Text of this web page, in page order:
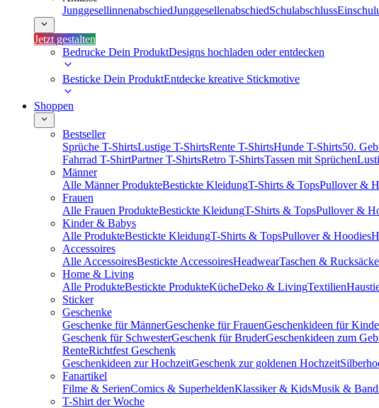
JunggesellinnenabschiedJunggesellenabschiedSchulabschluss
Jetzt gestalten
Bedrucke Dein ProduktDesigns hochladen oder entdecken
Besticke Dein ProduktEntdecke kreative Stickmotive
Shoppen
Bestseller
Sprüche T-ShirtsLustige T-ShirtsRente T-ShirtsHunde T-Shirts50.
Fahrrad T-ShirtPartner T-ShirtsRetro T-ShirtsTassen mit Sprüchen
Männer
Alle Männer ProdukteBestickte KleidungT-Shirts & TopsPullover &
Frauen
Alle Frauen ProdukteBestickte KleidungT-Shirts & TopsPullover &
Kinder & Babys
Alle ProdukteBestickte KleidungT-Shirts & TopsPullover & Hoodies
Accessoires
Alle AccessoiresBestickte AccessoiresHeadwearTaschen & Rucksäcke
Home & Living
Alle ProdukteBestickte ProdukteKücheDeko & LivingTextilien
Sticker
Geschenke
Geschenke für MännerGeschenke für FrauenGeschenkideen für
Geschenk für SchwesterGeschenk für BruderGeschenkideen zum
RenteRichtfest Geschenk
Geschenkideen zur HochzeitGeschenk zur goldenen Hochzeit
Fanartikel
Filme & SerienComics & SuperheldenKlassiker & KidsMusik &
T-Shirt der Woche